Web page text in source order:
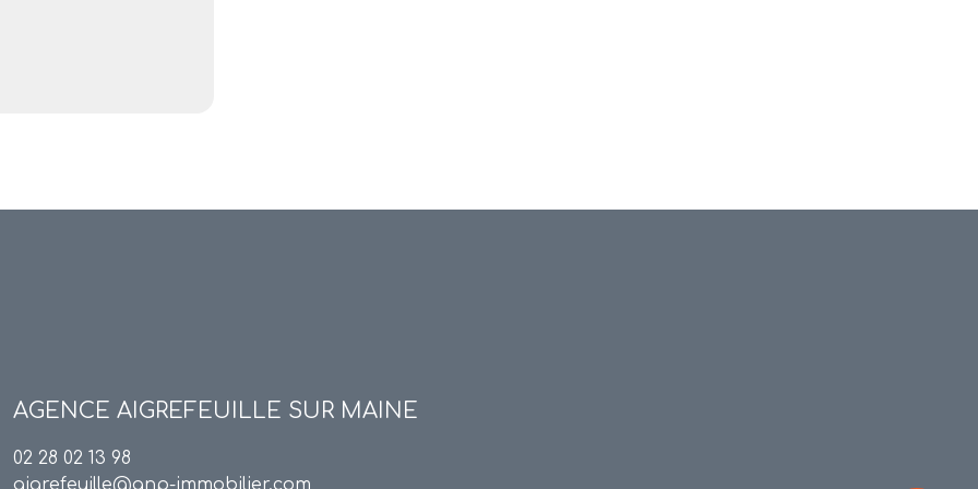
AGENCE AIGREFEUILLE SUR MAINE
02 28 02 13 98
aigrefeuille@anp-immobilier.com